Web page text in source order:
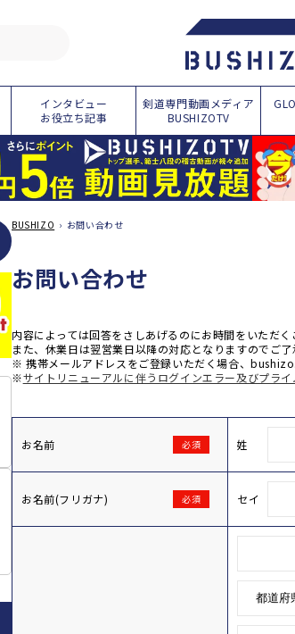
インタビュー
お役立ち記事
剣道専門動画メディア
BUSHIZOTV
BUSHIZO › お問い合わせ
お問い合わせ
内容によっては回答をさしあげるのにお時間をいただく
また、休業日は翌営業日以降の対応となりますのでご了
※ 携帯メールアドレスをご登録いただく場合、
※サイトリニューアルに伴うログインエラー及びプラ
問
い
せ
フ
お名前 必須 姓
お名前(フリガナ) 必須 セイ